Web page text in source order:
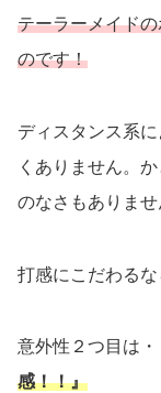
テーラーメイド
のです！
ディスタンス系
くありません。
のなさもありませ
打感にこだわる
意外性２つ目は・
感！！』